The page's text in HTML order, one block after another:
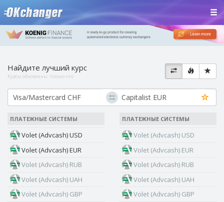
Найдите лучший курс
Курсы обновлены: только что
ПЛАТЕЖНЫЕ СИСТЕМЫ
Volet (Advcash) USD
Volet (Advcash) EUR
Volet (Advcash) RUB
Volet (Advcash) UAH
Volet (Advcash) GBP
ПЛАТЕЖНЫЕ СИСТЕМЫ
Volet (Advcash) USD
Volet (Advcash) EUR
Volet (Advcash) RUB
Volet (Advcash) UAH
Volet (Advcash) GBP